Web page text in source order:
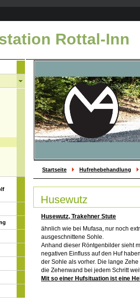
Rottal-Inn
Startseite Hufrehebehandlung
Husewutz
Husewutz, Trakehner Stute
ähnlich wie bei Mufasa, nur noch
ausgeschnittene Sohle.
Anhand dieser Röntgenbilder sieht
negativen Einfluss auf den Huf
der Sohle als vorher. Die lange
die Zehenwand bei jedem Schritt
Mit so einer Hufsituation ist eine